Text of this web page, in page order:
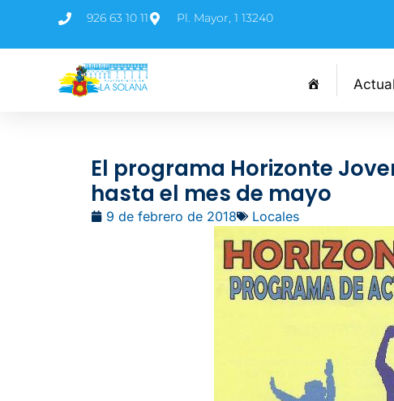
926 63 10 11 Pl. Mayor, 1 13240
El programa Horizonte
hasta el mes de mayo
9 de febrero de 2018 Locales